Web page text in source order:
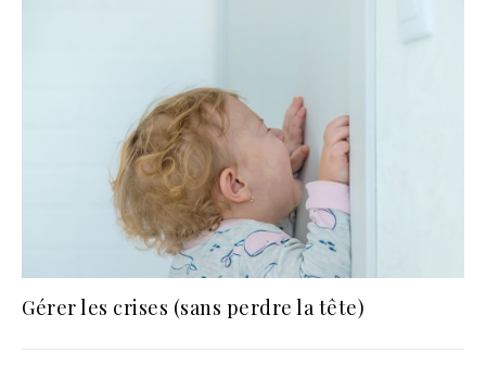
Gérer les crises (sans perdre la tête)